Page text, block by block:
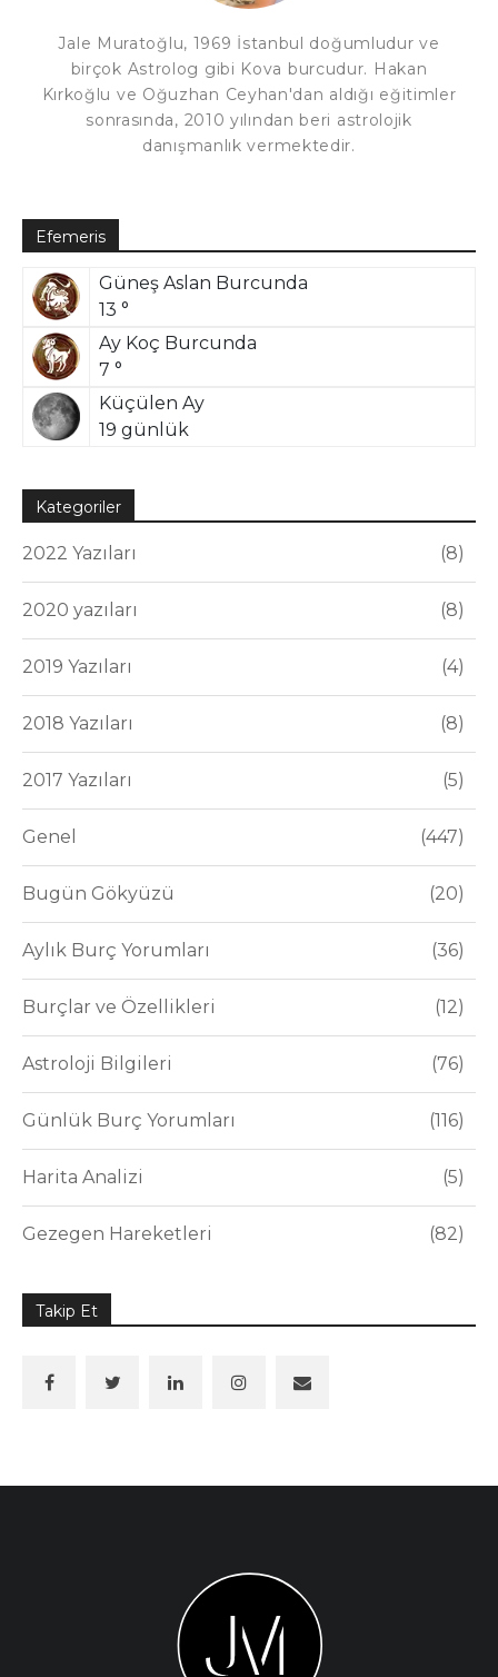
Jale Muratoğlu, 1969 İstanbul doğumludur ve
birçok Astrolog gibi Kova burcudur. Hakan
Kırkoğlu ve Oğuzhan Ceyhan'dan aldığı eğitimler
sonrasında, 2010 yılından beri astrolojik
danışmanlık vermektedir.
Efemeris
Güneş Aslan Burcunda
13 °
Ay Koç Burcunda
7 °
Küçülen Ay
19 günlük
Kategoriler
2022 Yazıları 8
2020 yazıları 8
2019 Yazıları 4
2018 Yazıları 8
2017 Yazıları 5
Genel 447
Bugün Gökyüzü 20
Aylık Burç Yorumları 36
Burçlar ve Özellikleri 12
Astroloji Bilgileri 76
Günlük Burç Yorumları 116
Harita Analizi 5
Gezegen Hareketleri 82
Takip Et